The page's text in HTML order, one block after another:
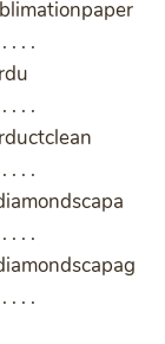
. . . .
. . . .
. . . .
. . . .
. . . .